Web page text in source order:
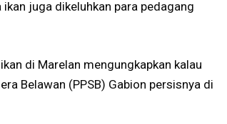
ikan juga dikeluhkan para pedagang
di Marelan mengungkapkan kalau
Belawan (PPSB) Gabion persisnya di